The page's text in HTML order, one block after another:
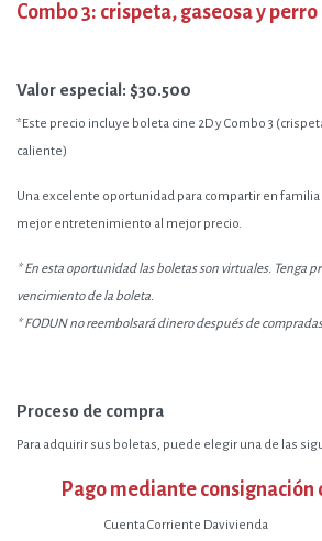
Combo 3: crispeta, gaseosa y
Valor especial: $30.500
*Este precio incluye boleta cine 2D y Combo 3
caliente)
Una excelente oportunidad para compartir en familia
mejor entretenimiento al mejor precio.
* En esta oportunidad las boletas son virtuales. Tenga
vencimiento de la boleta.
* FODUN no reembolsará dinero después de
Proceso de compra
Para adquirir sus boletas, puede elegir una de las
Pago mediante
Cuenta Corriente Davivienda